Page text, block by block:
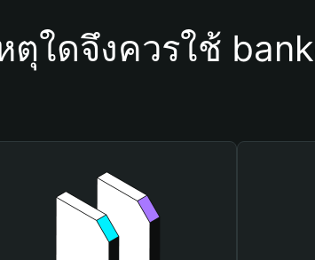
ตุใดจึงควรใช้